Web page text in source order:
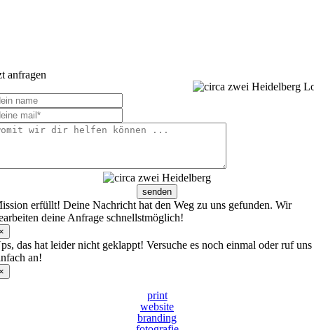
anfragen
senden
erfüllt! Deine Nachricht hat den Weg zu uns gefunden. Wir
deine Anfrage schnellstmöglich!
das hat leider nicht geklappt! Versuche es noch einmal oder ruf uns
an!
print
website
branding